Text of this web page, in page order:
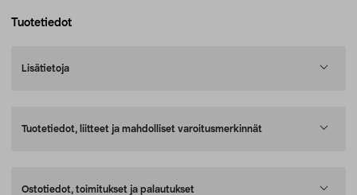
Tuotetiedot
Lisätietoja
Tuotetiedot, liitteet ja mahdolliset varoitusmerkinnät
Ostotiedot, toimitukset ja palautukset